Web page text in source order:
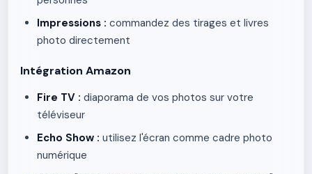
Impressions : commandez des tirages et livres
photo directement
Intégration Amazon
Fire TV : diaporama de vos photos sur votre
téléviseur
Echo Show : utilisez l'écran comme cadre photo
numérique